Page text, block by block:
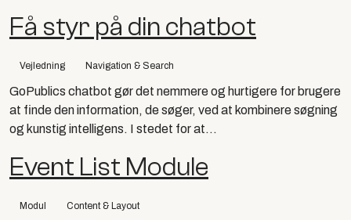
Få styr på din chatbot
Vejledning Navigation & Search
GoPublics chatbot gør det nemmere og hurtigere for brugere
at finde den information, de søger, ved at kombinere søgning
og kunstig intelligens. I stedet for at...
Event List Module
Modul Content & Layout